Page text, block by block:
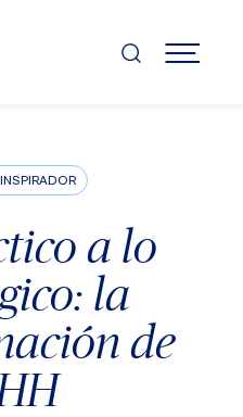
MENÚ
a lo
la
de